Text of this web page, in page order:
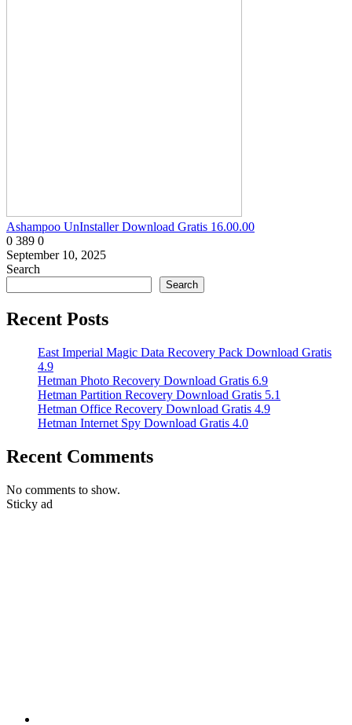
Ashampoo UnInstaller Download Gratis 16.00.00
0 389 0
September 10, 2025
Search
Search
Recent Posts
East Imperial Magic Data Recovery Pack Download Gratis
4.9
Hetman Photo Recovery Download Gratis 6.9
Hetman Partition Recovery Download Gratis 5.1
Hetman Office Recovery Download Gratis 4.9
Hetman Internet Spy Download Gratis 4.0
Recent Comments
No comments to show.
Sticky ad